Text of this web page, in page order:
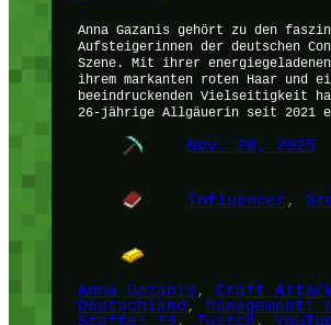
Anna Gazanis gehört zu den
Aufsteigerinnen der deutschen
Szene. Mit ihrer
ihrem markanten roten Haar und
beeindruckenden Vielseitigkeit
26-jährige Allgäuerin seit 2021
Nov. 20, 2025
Influencer,
Anna Gazanis, Craft
Deutschland , Management:
Staffel 13, Twitch,